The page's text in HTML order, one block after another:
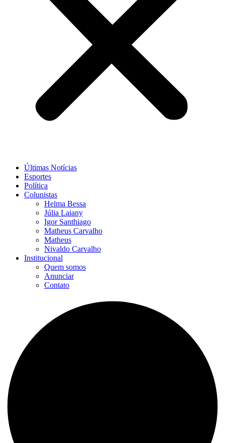
Últimas Notícias
Esportes
Política
Colunistas
Helma Bessa
Júlia Laiany
Igor Santhiago
Matheus Carvalho
Matheus
Nivaldo Carvalho
Institucional
Quem somos
Anunciar
Contato